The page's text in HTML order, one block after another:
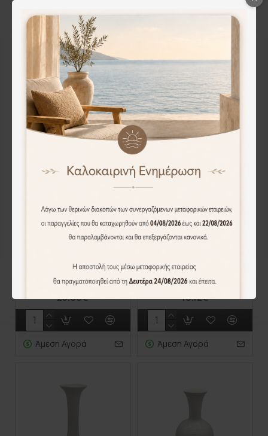
ΒΑΖΟ ΚΕΡΑΜΙΚΟ ΑΣΗΜΙ ΣΦΥΡΗΛΑΤΟ 13x28,5CM 18/box
16.36€
Άμεση Αγορά
37.60€
Άμεση Αγορά
ΒΑΖΟ ΚΕΡΑΜΙΚΟ ΑΣΗΜΙ ΣΦΥΡΗΛΑΤΟ 16x28,2CM 8/box
25.06€
Άμεση Αγορά
16.12€
Άμεση Αγορά